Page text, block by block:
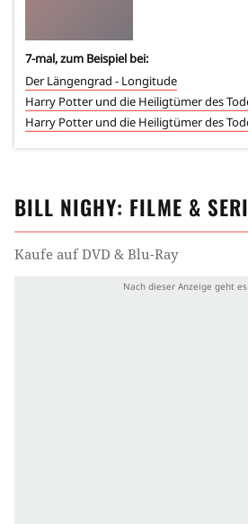
7-mal, zum Beispiel bei:
Der Längengrad - Longitude
BILL NIGHY: FILME &
Kaufe auf DVD & Blu-Ray